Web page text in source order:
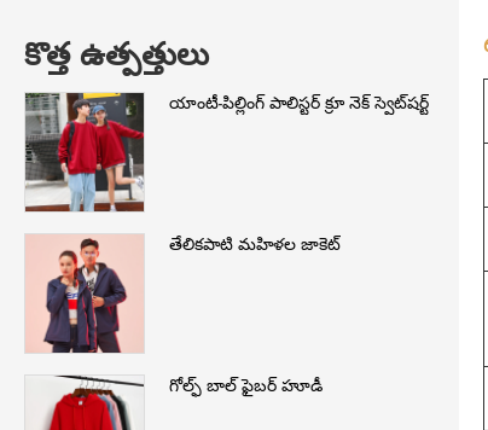
కొత్త ఉత్పత్తులు
యాంటీ-పిల్లింగ్ పాలిస్టర్ క్రూ నెక్ స్వెట్‌షర్ట్
తేలికపాటి మహిళల జాకెట్
గోల్ఫ్ బాల్ ఫైబర్ హూడీ